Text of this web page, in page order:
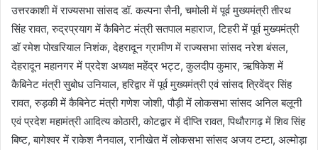
उत्तरकाशी में राज्यसभा सांसद डॉ. कल्पना सैनी, चमोली में पूर्व मुख्यमंत्री तीरथ
सिंह रावत, रुद्रप्रयाग में कैबिनेट मंत्री सतपाल महाराज, टिहरी में पूर्व मुख्यमंत्री
डॉ रमेश पोखरियाल निशंक, देहरादून ग्रामीण में राज्यसभा सांसद नरेश बंसल,
देहरादून महानगर में प्रदेश अध्यक्ष महेंद्र भट्ट, कुलदीप कुमार, ऋषिकेश में
कैबिनेट मंत्री सुबोध उनियाल, हरिद्वार में पूर्व मुख्यमंत्री एवं सांसद त्रिवेंद्र सिंह
रावत, रुड़की में कैबिनेट मंत्री गणेश जोशी, पौड़ी में लोकसभा सांसद अनिल बलूनी
एवं प्रदेश महामंत्री आदित्य कोठारी, कोटद्वार में दीप्ति रावत, पिथौरागढ़ में शिव सिंह
बिष्ट, बागेश्वर में राकेश नैनवाल, रानीखेत में लोकसभा सांसद अजय टम्टा, अल्मोड़ा